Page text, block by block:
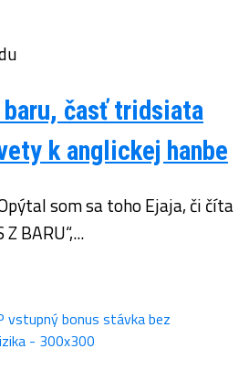
časť tridsiata
k anglickej hanbe
som sa toho Ejaja, či číta
BARU“,...